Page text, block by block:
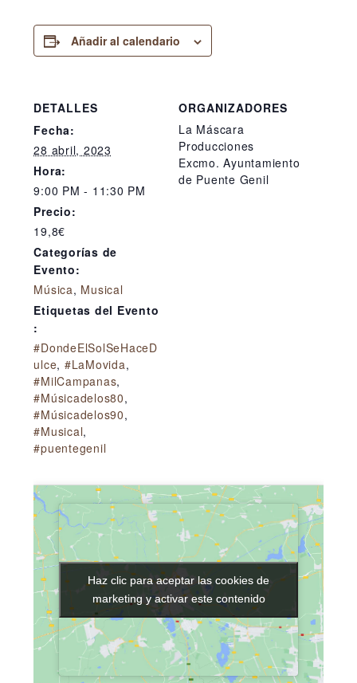
Añadir al calendario
DETALLES
Fecha:
28 abril, 2023
Hora:
9:00 PM - 11:30 PM
Precio:
19,8€
Categorías de
Evento:
Música, Musical
Etiquetas del Evento
:
#DondeElSolSeHaceD
ulce, #LaMovida,
#MilCampanas,
#Músicadelos80,
#Músicadelos90,
#Musical,
#puentegenil
ORGANIZADORES
La Máscara
Producciones
Excmo. Ayuntamiento
de Puente Genil
Haz clic para aceptar las cookies de
marketing y activar este contenido
Haz clic para aceptar las cookies de
marketing y activar este contenido